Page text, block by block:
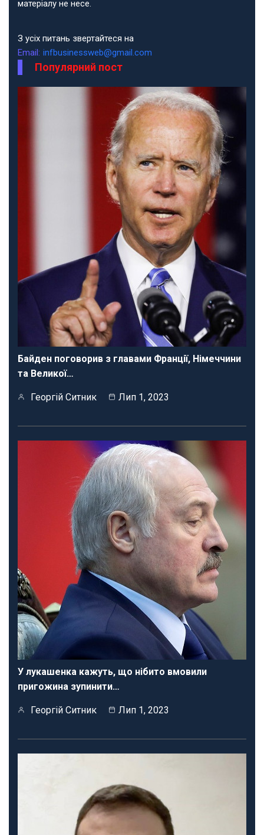
матеріалу не несе.
З усіх питань звертайтеся на
Email: infbusinessweb@gmail.com
Популярний пост
Байден поговорив з главами Франції, Німеччини
та Великої…
Георгій Ситник Лип 1, 2023
У лукашенка кажуть, що нібито вмовили
пригожина зупинити…
Георгій Ситник Лип 1, 2023